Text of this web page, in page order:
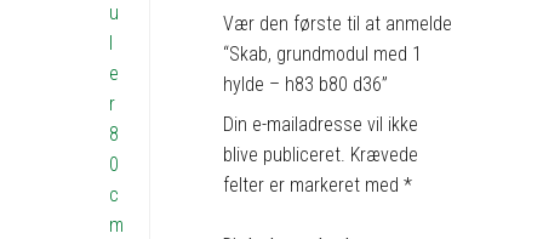
Vær den første til at anmelde
“Skab, grundmodul med 1
hylde – h83 b80 d36”
Din e-mailadresse vil ikke
blive publiceret. Krævede
felter er markeret med*
u
l
e
r
8
0
c
m